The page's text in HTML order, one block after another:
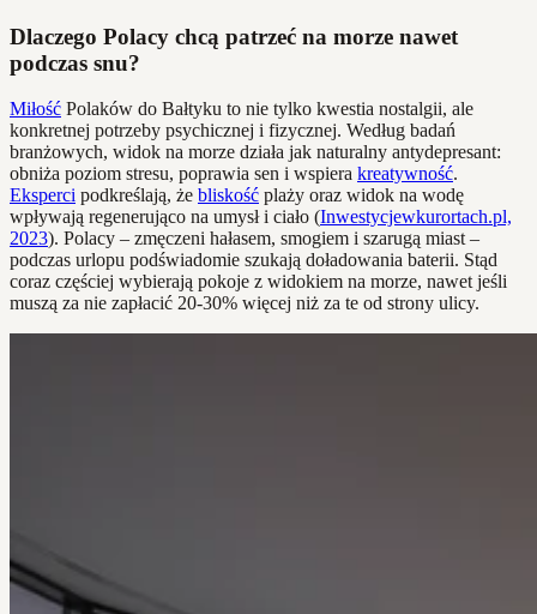
Dlaczego Polacy chcą patrzeć na morze nawet
podczas snu?
Miłość Polaków do Bałtyku to nie tylko kwestia nostalgii, ale
konkretnej potrzeby psychicznej i fizycznej. Według badań
branżowych, widok na morze działa jak naturalny antydepresant:
obniża poziom stresu, poprawia sen i wspiera kreatywność.
Eksperci podkreślają, że bliskość plaży oraz widok na wodę
wpływają regenerująco na umysł i ciało (Inwestycjewkurortach.pl,
2023). Polacy – zmęczeni hałasem, smogiem i szarugą miast –
podczas urlopu podświadomie szukają doładowania baterii. Stąd
coraz częściej wybierają pokoje z widokiem na morze, nawet jeśli
muszą za nie zapłacić 20-30% więcej niż za te od strony ulicy.